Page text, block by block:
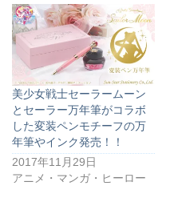
美少女戦士セーラームーン
とセーラー万年筆がコラボ
した変装ペンモチーフの万
年筆やインク発売！！
2017年11月29日
アニメ・マンガ・ヒーロー